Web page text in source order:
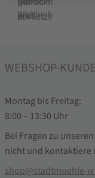
WEBSHOP-
Montag bis Freitag:
8:00 – 13:30 Uhr
Bei Fragen zu
nicht und kontaktiere
shop@stadtmuehle-